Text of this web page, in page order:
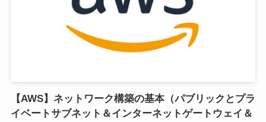
【AWS】ネットワーク構築の基本（パブリックとプラ
イベートサブネット＆インターネットゲートウェイ＆